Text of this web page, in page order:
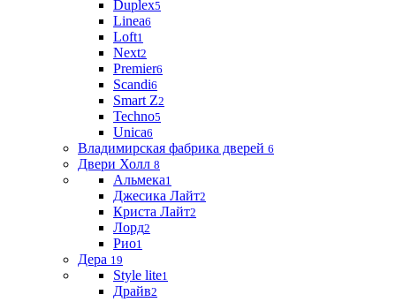
Duplex5
Linea6
Loft1
Next2
Premier6
Scandi6
Smart Z2
Techno5
Unica6
Владимирская фабрика дверей 6
Двери Холл 8
Альмека1
Джесика Лайт2
Криста Лайт2
Лорд2
Рио1
Дера 19
Style lite1
Драйв2